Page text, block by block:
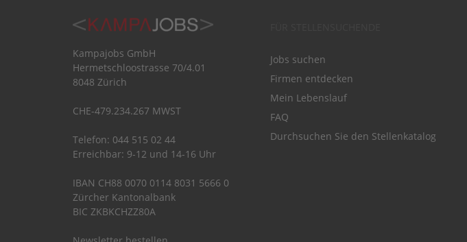
Kampajobs GmbH
Hermetschloostrasse 70/4.01
8048 Zürich
CHE-479.234.267 MWST
Telefon: 044 515 02 44
Erreichbar: 9-12 und 14-16 Uhr
IBAN CH88 0070 0114 8031 5666 0
Zürcher Kantonalbank
BIC ZKBKCHZZ80A
Jobs suchen
Firmen entdecken
Mein Lebenslauf
FAQ
Durchsuchen Sie den Stellenkatalog